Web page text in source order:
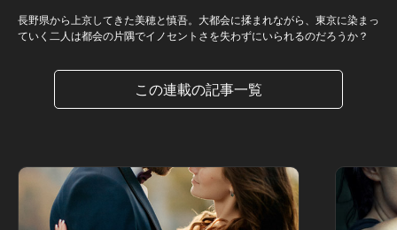
長野県から上京してきた美穂と慎吾。大都会に揉まれながら、東京に染まっ
ていく二人は都会の片隅でイノセントさを失わずにいられるのだろうか？
この連載の記事一覧